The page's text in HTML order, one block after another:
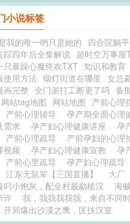
小说标签
我的唯一哟只是她的 四合院躺
踪四年后全集解说 超时空万事屋
只暴躁心魔终欢TXT 知识和教育
使用方法 烟灯街道在哪里 女总
画完整 全门派打工断更了吗 备
网站tag地图 网站地图 产前心理
产前心理辅导 孕产期全面心理
需求
孕产妇心理健康讲座 孕
产前心理疏导 产前孕妇的心理
视频
孕产妇心理健康宣教 孕
产前心里疏导 孕产妇心理疏导
江东无鼠辈【三国直播】 大厂
叼小炮灰，配全村最勐糙汉
海
许
我，我我我我我，来自不同
开局爆出沙漠之鹰，匡扶汉室